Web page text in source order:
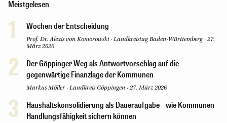
Meistgelesen
1 Wochen der Entscheidung
Prof. Dr. Alexis von Komorowski· Landkreistag Baden-Württemberg· 27.
März 2026
2
Der Göppinger Weg als Antwortvorschlag auf die
gegenwärtige Finanzlage der Kommunen
Markus Möller· Landkreis Göppingen· 27. März 2026
3
Haushaltskonsolidierung als Daueraufgabe – wie Kommunen
Handlungsfähigkeit sichern können